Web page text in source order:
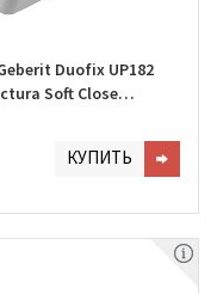
Duofix UP182
Soft Close
КУПИТЬ